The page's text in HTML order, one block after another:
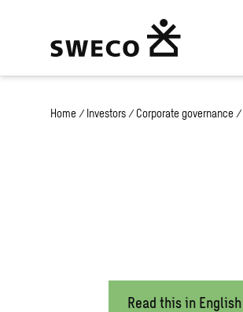
Home / Investors / Corporate governance /
Read this in English